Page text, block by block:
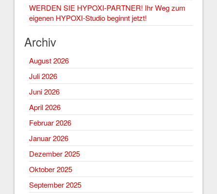
WERDEN SIE HYPOXI-PARTNER! Ihr Weg zum
eigenen HYPOXI-Studio beginnt jetzt!
Archiv
August 2026
Juli 2026
Juni 2026
April 2026
Februar 2026
Januar 2026
Dezember 2025
Oktober 2025
September 2025